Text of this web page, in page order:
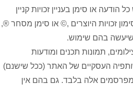
הודעה או סימן בעניין זכויות קניין
זכויות היוצרים ,© או סימן מסחר ®,
שיעשה בהם שימוש.
תמונות תכנים ומודעות
העסקיים של האתר (ככל שישנם)
מפרסמים אלה בלבד. גם בהם אין